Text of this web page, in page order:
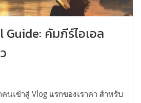
Guide: คัมภีร์ไอเอล
เข้าสู่ Vlog แรกของเราค่า สำหรับ